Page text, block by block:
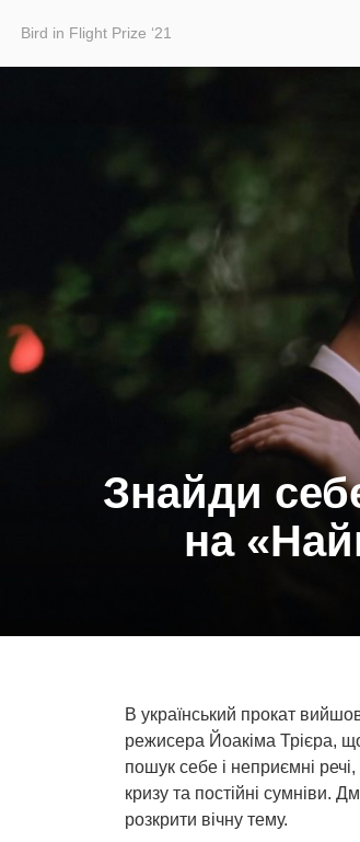
Bird in Flight Prize ‘21
Знайди
на
В український прокат
режисера Йоакіма Трієра,
пошук себе і неприємні
кризу та постійні сумніви.
розкрити вічну тему.